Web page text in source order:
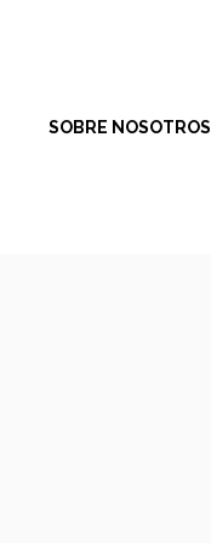
SOBRE NOSOTROS